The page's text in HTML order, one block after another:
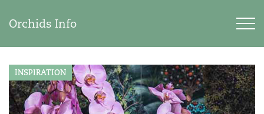
Orchids Info
INSPIRATION